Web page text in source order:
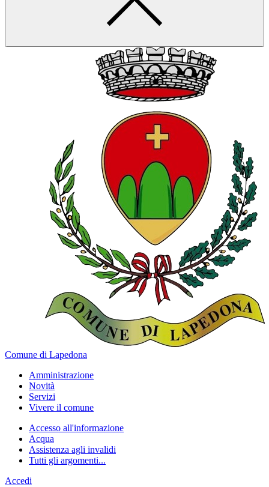
Comune di Lapedona
Amministrazione
Novità
Servizi
Vivere il comune
Accesso all'informazione
Acqua
Assistenza agli invalidi
Tutti gli argomenti...
Accedi